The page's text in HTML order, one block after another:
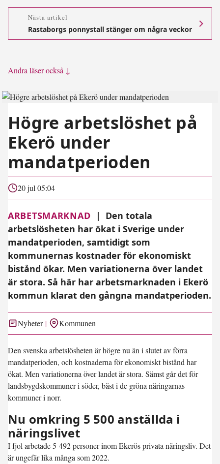
Nästa artikel
Rastaborgs ponnystall stänger om några veckor
Andra läser också ↓
Högre arbetslöshet på
Ekerö under
mandatperioden
20 jul 05:04
ARBETSMARKNAD |
Den totala
arbetslösheten har ökat i Sverige under
mandatperioden, samtidigt som
kommunernas kostnader för ekonomiskt
bistånd ökar. Men variationerna över landet
är stora. Så här har arbetsmarknaden i Ekerö
kommun klarat den gångna mandatperioden.
Nyheter Kommunen
Den svenska arbetslösheten är högre nu än i slutet av förra
mandatperioden, och kostnaderna för ekonomiskt bistånd har
ökat. Men variationerna över landet är stora. Sämst går det för
landsbygdskommuner i söder, bäst i de gröna näringarnas
kommuner i norr.
Nu omkring 5 500 anställda i
näringslivet
I fjol arbetade 5 492 personer inom Ekerös privata näringsliv. Det
är ungefär lika många som 2022.